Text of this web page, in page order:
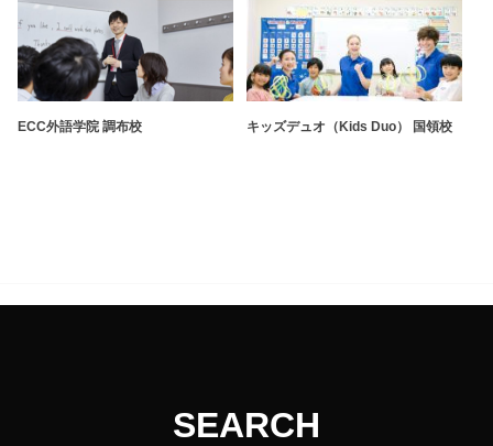
ECC外語学院 調布校 キッズデュオ（Kids Duo） 国領校
SEARCH